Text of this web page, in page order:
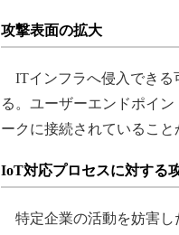
攻撃表面の拡大
ITインフラへ侵入できる
る。ユーザーエンドポイ
ークに接続されていること
IoT対応プロセスに対する
特定企業の活動を妨害し